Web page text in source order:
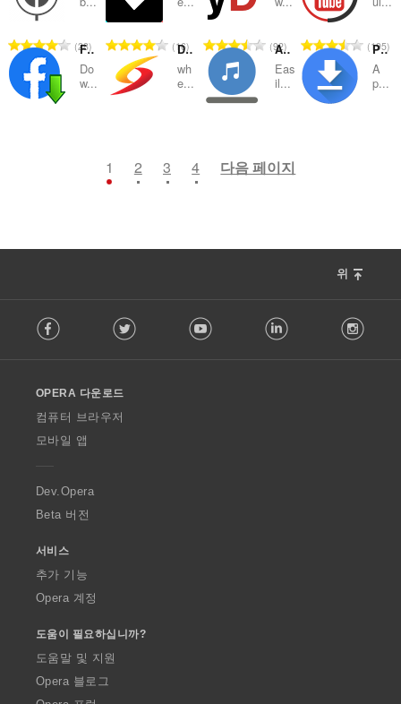
총
등
급
28
총
등
급
16
총
등
급
92
총
등
급
195
Facebook download video
Do
w...
Download with Download Accelerator Plus (DAP)
wh
e...
급
수
Audio Downloader Prime
Eas
il...
급
수
Popup Download Manager
A
p...
1 2 3 4 다음 페이지
위
o
w
O
p
a
Facebook Twitter Youtube LinkedIn
OPERA 다운로드
컴퓨터 브라우저
모바일 앱
Dev.Opera
Beta 버전
서비스
추가 기능
Opera 계정
도움이 필요하십니까?
도움말 및 지원
Opera 블로그